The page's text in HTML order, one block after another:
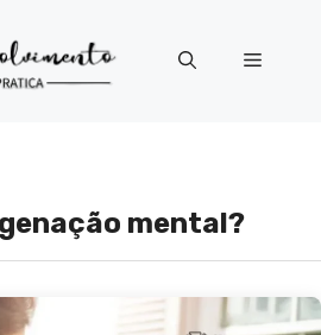
Menu
mental?